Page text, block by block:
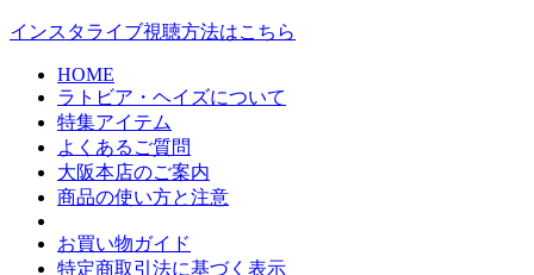
インスタライブ視聴方法はこちら
HOME
ラトビア・ヘイズについて
特集アイテム
よくあるご質問
大阪本店のご案内
商品の使い方と注意
お買い物ガイド
特定商取引法に基づく表示